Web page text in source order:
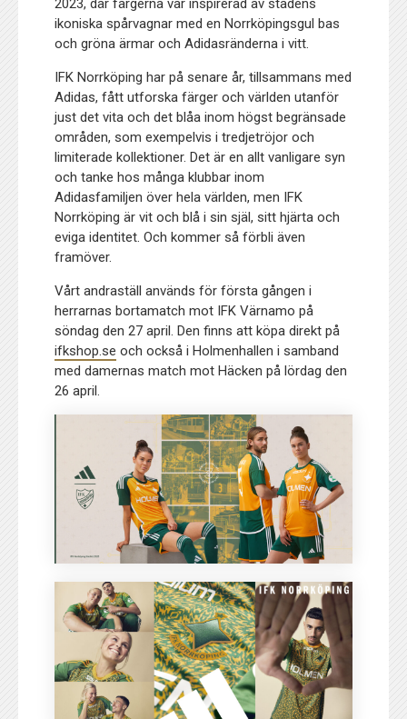
2023, där färgerna var inspirerad av stadens
ikoniska spårvagnar med en Norrköpingsgul bas
och gröna ärmar och Adidasränderna i vitt.
IFK Norrköping har på senare år, tillsammans med
Adidas, fått utforska färger och världen utanför
just det vita och det blåa inom högst begränsade
områden, som exempelvis i tredjetröjor och
limiterade kollektioner. Det är en allt vanligare syn
och tanke hos många klubbar inom
Adidasfamiljen över hela världen, men IFK
Norrköping är vit och blå i sin själ, sitt hjärta och
eviga identitet. Och kommer så förbli även
framöver.
Vårt andraställ används för första gången i
herrarnas bortamatch mot IFK Värnamo på
söndag den 27 april. Den finns att köpa direkt på
ifkshop.se och också i Holmenhallen i samband
med damernas match mot Häcken på lördag den
26 april.